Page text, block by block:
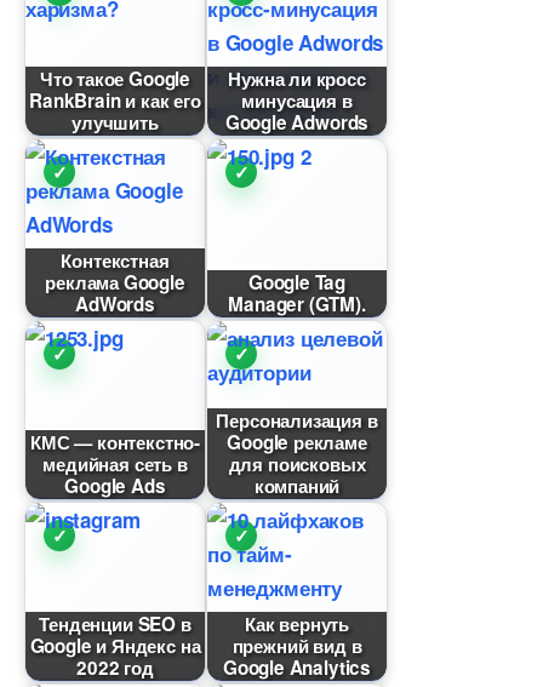
Что такое Google
RankBrain и как его
улучшить
Нужна ли кросс
минусация
Google Adwords
Контекстная
реклама Google
AdWords
Google Tag
Manager (GTM).
КМС — контекстно-
медийная сеть
Google Ads
Персонализация
Google рекламе
для поисковых
компаний
Тенденции SEO
Google и Яндекс на
2022 год
Как вернуть
прежний вид
Google Analytics